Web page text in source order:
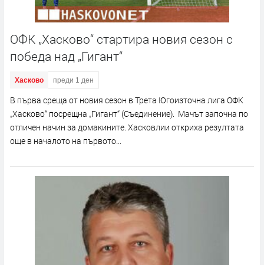
ОФК „Хасково“ стартира новия сезон с
победа над „Гигант“
Хасково преди 1 ден
В първа среща от новия сезон в Трета Югоизточна лига ОФК
„Хасково“ посрещна „Гигант“ (Съединение). Мачът започна по
отличен начин за домакините. Хасковлии откриха резултата
още в началото на първото...